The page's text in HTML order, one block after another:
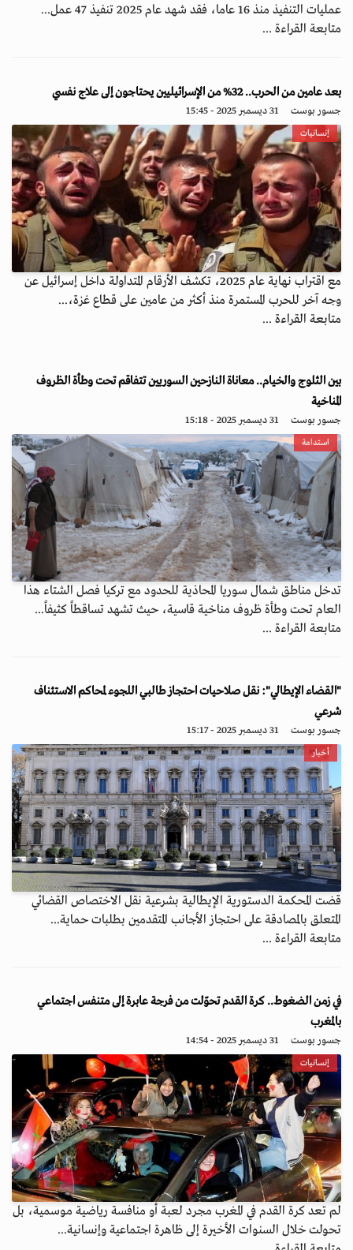
عمليات التنفيذ منذ 16 عاما، فقد شهد عام 2025 تنفيذ 47 عمل...
متابعة القراءة ...
بعد عامين من الحرب.. 32% من الإسرائيليين يحتاجون إلى علاج نفسي
جسور بوست 31 ديسمبر 2025 - 15:45
إنسانيات
مع اقتراب نهاية عام 2025، تكشف الأرقام المتداولة داخل إسرائيل عن
وجه آخر للحرب المستمرة منذ أكثر من عامين على قطاع غزة،...
متابعة القراءة ...
بين الثلوج والخيام.. معاناة النازحين السوريين تتفاقم تحت وطأة الظروف
المناخية
جسور بوست 31 ديسمبر 2025 - 15:18
استدامة
تدخل مناطق شمال سوريا المحاذية للحدود مع تركيا فصل الشتاء هذا
العام تحت وطأة ظروف مناخية قاسية، حيث تشهد تساقطاً كثيفاً...
متابعة القراءة ...
"القضاء الإيطالي": نقل صلاحيات احتجاز طالبي اللجوء لمحاكم الاستئناف
شرعي
جسور بوست 31 ديسمبر 2025 - 15:17
أخبار
قضت المحكمة الدستورية الإيطالية بشرعية نقل الاختصاص القضائي
المتعلق بالمصادقة على احتجاز الأجانب المتقدمين بطلبات حماية...
متابعة القراءة ...
في زمن الضغوط.. كرة القدم تحوّلت من فرجة عابرة إلى متنفس اجتماعي
بالمغرب
جسور بوست 31 ديسمبر 2025 - 14:54
إنسانيات
لم تعد كرة القدم في المغرب مجرد لعبة أو منافسة رياضية موسمية، بل
تحولت خلال السنوات الأخيرة إلى ظاهرة اجتماعية وإنسانية...